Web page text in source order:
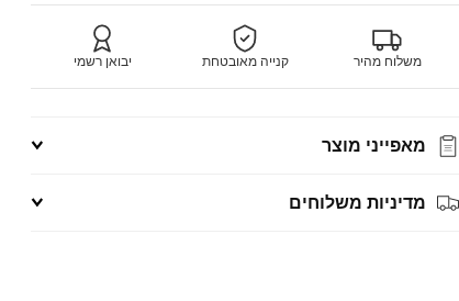
משלוח מהיר קנייה מאובטחת יבואן רשמי
מאפייני מוצר
מדיניות משלוחים